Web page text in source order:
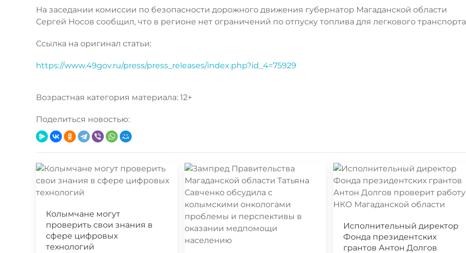
На заседании комиссии по безопасности дорожного движения губернатор Магаданской области
Сергей Носов сообщил, что в регионе нет ограничений по отпуску топлива для легкового транспорта
Ссылка на оригинал статьи:
https://www.49gov.ru/press/press_releases/index.php?id_4=75929
Возрастная категория материала: 12+
Поделиться новостью:
Колымчане могут
проверить свои знания в
сфере цифровых
технологий
Исполнительный директор
Фонда президентских
грантов Антон Долгов